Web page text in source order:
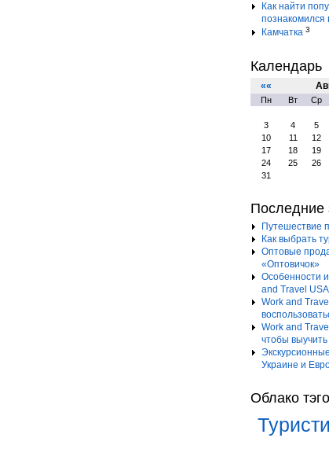
Как найти
познакомился
Камчатка 3
Календарь
««
Пн Вт Ср
3
4 5
10
11 12
17
18 19
24
25 26
31
Последние
Путешествие
Как выбрать
Оптовые
«Оптовичок»
Особенности
and Travel USA
Work and
Work and
чтобы выучить
Украине и
Облако